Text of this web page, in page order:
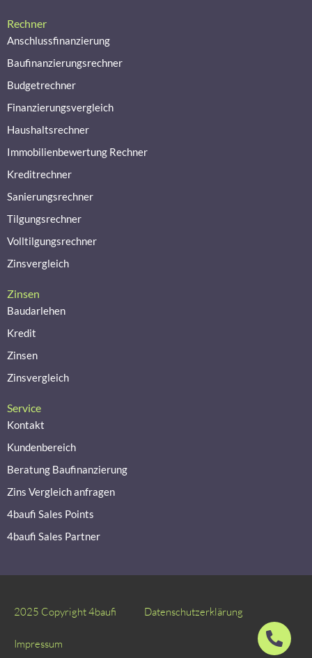
Rechner
Anschlussfinanzierung
Baufinanzierungsrechner
Budgetrechner
Finanzierungsvergleich
Haushaltsrechner
Immobilienbewertung Rechner
Kreditrechner
Sanierungsrechner
Tilgungsrechner
Volltilgungsrechner
Zinsvergleich
Zinsen
Baudarlehen
Kredit
Zinsen
Zinsvergleich
Service
Kontakt
Kundenbereich
Beratung Baufinanzierung
Zins Vergleich anfragen
4baufi Sales Points
4baufi Sales Partner
2025 Copyright 4baufi Datenschutzerklärung
Impressum